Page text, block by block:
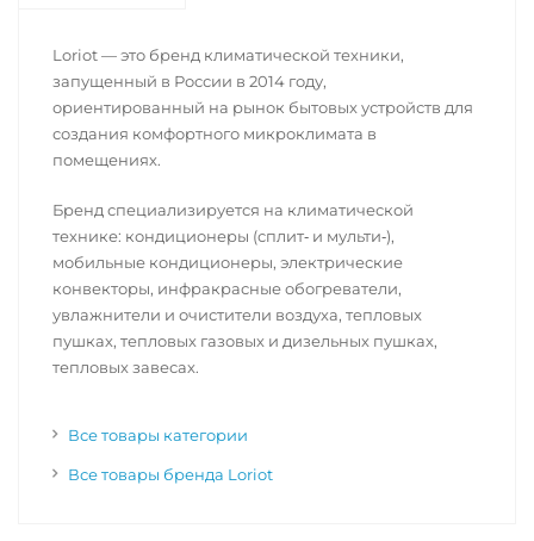
Loriot — это бренд климатической техники,
запущенный в России в 2014 году,
ориентированный на рынок бытовых устройств для
создания комфортного микроклимата в
помещениях.
Бренд специализируется на климатической
технике: кондиционеры (сплит‑ и мульти‑),
мобильные кондиционеры, электрические
конвекторы, инфракрасные обогреватели,
увлажнители и очистители воздуха, тепловых
пушках, тепловых газовых и дизельных пушках,
тепловых завесах.
Все товары категории
Все товары бренда Loriot